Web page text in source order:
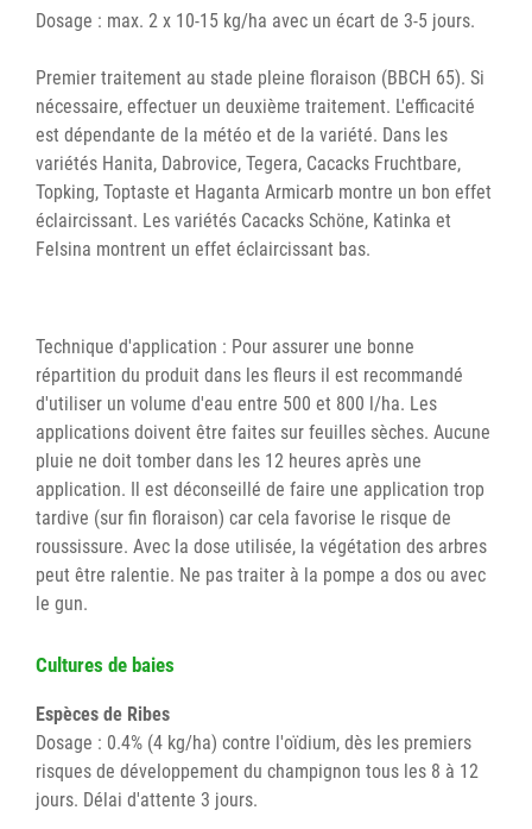
Dosage : max. 2 x 10-15 kg/ha avec un écart de 3-5 jours.
Premier traitement au stade pleine floraison (BBCH 65). Si
nécessaire, effectuer un deuxième traitement. L'efficacité
est dépendante de la météo et de la variété. Dans les
variétés Hanita, Dabrovice, Tegera, Cacacks Fruchtbare,
Topking, Toptaste et Haganta Armicarb montre un bon effet
éclaircissant. Les variétés Cacacks Schöne, Katinka et
Felsina montrent un effet éclaircissant bas.
Technique d'application : Pour assurer une bonne
répartition du produit dans les fleurs il est recommandé
d'utiliser un volume d'eau entre 500 et 800 l/ha. Les
applications doivent être faites sur feuilles sèches. Aucune
pluie ne doit tomber dans les 12 heures après une
application. Il est déconseillé de faire une application trop
tardive (sur fin floraison) car cela favorise le risque de
roussissure. Avec la dose utilisée, la végétation des arbres
peut être ralentie. Ne pas traiter à la pompe a dos ou avec
le gun.
Cultures de baies
Espèces de Ribes
Dosage : 0.4% (4 kg/ha) contre l'oïdium, dès les premiers
risques de développement du champignon tous les 8 à 12
jours. Délai d'attente 3 jours.